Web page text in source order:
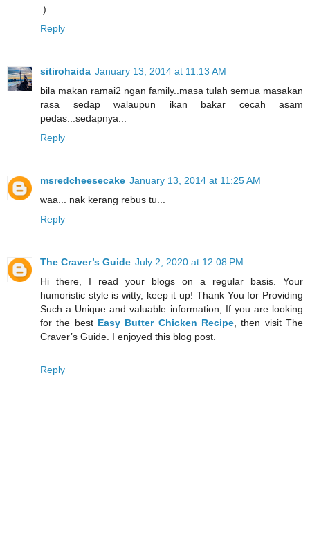
:)
Reply
sitirohaida January 13, 2014 at 11:13 AM
bila makan ramai2 ngan family..masa tulah semua masakan
rasa sedap walaupun ikan bakar cecah asam
pedas...sedapnya...
Reply
msredcheesecake January 13, 2014 at 11:25 AM
waa... nak kerang rebus tu...
Reply
The Craver’s Guide July 2, 2020 at 12:08 PM
Hi there, I read your blogs on a regular basis. Your
humoristic style is witty, keep it up! Thank You for Providing
Such a Unique and valuable information, If you are looking
for the best Easy Butter Chicken Recipe, then visit The
Craver’s Guide. I enjoyed this blog post.
Reply